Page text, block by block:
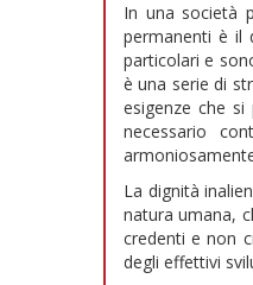
In una società
permanenti è il
particolari e
è una serie di
esigenze che
necessario
La dignità
natura umana,
credenti e non
degli effettivi